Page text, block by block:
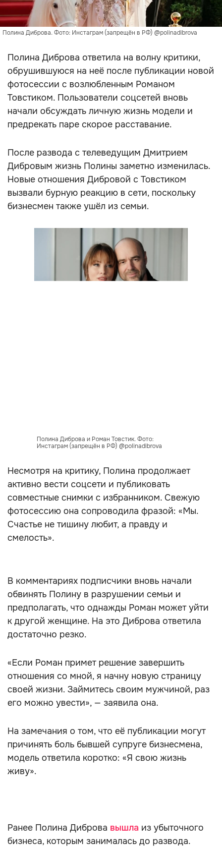
Полина Диброва. Фото: Инстаграм (запрещён в РФ) @polinadibrova
Полина Диброва ответила на волну критики,
обрушившуюся на неё после публикации новой
фотосессии с возлюбленным Романом
Товстиком. Пользователи соцсетей вновь
начали обсуждать личную жизнь модели и
предрекать паре скорое расставание.
После развода с телеведущим Дмитрием
Дибровым жизнь Полины заметно изменилась.
Новые отношения Дибровой с Товстиком
вызвали бурную реакцию в сети, поскольку
бизнесмен также ушёл из семьи.
Полина Диброва и Роман Товстик. Фото:
Инстаграм (запрещён в РФ) @polinadibrova
Несмотря на критику, Полина продолжает
активно вести соцсети и публиковать
совместные снимки с избранником. Свежую
фотосессию она сопроводила фразой: «Мы.
Счастье не тишину любит, а правду и
смелость».
В комментариях подписчики вновь начали
обвинять Полину в разрушении семьи и
предполагать, что однажды Роман может уйти
к другой женщине. На это Диброва ответила
достаточно резко.
«Если Роман примет решение завершить
отношения со мной, я начну новую страницу
своей жизни. Займитесь своим мужчиной, раз
его можно увести», — заявила она.
На замечания о том, что её публикации могут
причинять боль бывшей супруге бизнесмена,
модель ответила коротко: «Я свою жизнь
живу».
Ранее Полина Диброва вышла из убыточного
бизнеса, которым занималась до развода.